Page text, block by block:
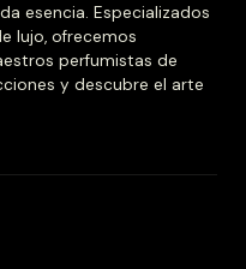
esencia. Especializados
lujo, ofrecemos
perfumistas de
y descubre el arte